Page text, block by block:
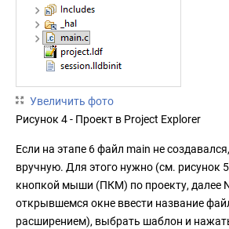
Увеличить фото
Рисунок 4 - Проект в Project Explorer
Если на этапе 6 файл main не
вручную. Для этого нужно (см. рисунок
кнопкой мыши (ПКМ) по проекту, далее
открывшемся окне ввести название
расширением), выбрать шаблон и